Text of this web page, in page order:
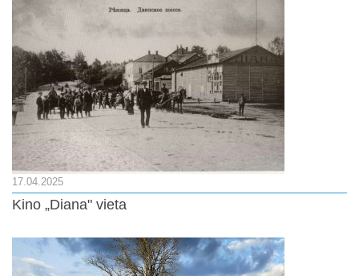
17.04.2025
Kino „Diana" vieta